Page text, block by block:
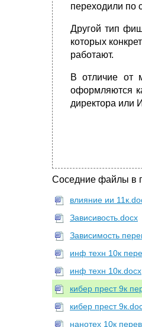
переходили по
Другой тип
которых
работают.
В отличие от
оформляются
директора или
Соседние файлы в
влияние ии
Зависивость.docx
Зависимость
инф техн 10к
инф техн 10к.docx
кибер прест 9к
кибер прест
нанотех 10к